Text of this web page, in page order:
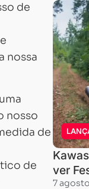
de
nossa
nosso
de
de
ver
7